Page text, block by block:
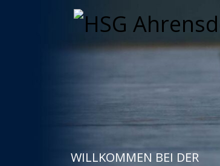
WILLKOMMEN BEI DER